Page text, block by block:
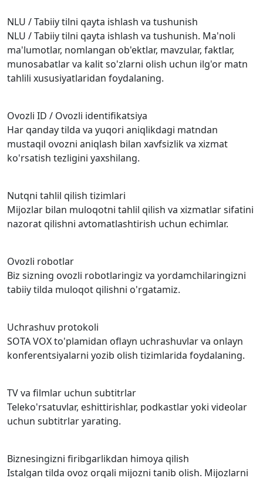
NLU / Tabiiy tilni qayta ishlash va tushunish
NLU / Tabiiy tilni qayta ishlash va tushunish. Ma'noli
ma'lumotlar, nomlangan ob'ektlar, mavzular, faktlar,
munosabatlar va kalit so'zlarni olish uchun ilg'or matn
tahlili xususiyatlaridan foydalaning.
Ovozli ID / Ovozli identifikatsiya
Har qanday tilda va yuqori aniqlikdagi matndan
mustaqil ovozni aniqlash bilan xavfsizlik va xizmat
ko'rsatish tezligini yaxshilang.
Nutqni tahlil qilish tizimlari
Mijozlar bilan muloqotni tahlil qilish va xizmatlar sifatini
nazorat qilishni avtomatlashtirish uchun echimlar.
Ovozli robotlar
Biz sizning ovozli robotlaringiz va yordamchilaringizni
tabiiy tilda muloqot qilishni o'rgatamiz.
Uchrashuv protokoli
SOTA VOX to'plamidan oflayn uchrashuvlar va onlayn
konferentsiyalarni yozib olish tizimlarida foydalaning.
TV va filmlar uchun subtitrlar
Teleko'rsatuvlar, eshittirishlar, podkastlar yoki videolar
uchun subtitrlar yarating.
Biznesingizni firibgarlikdan himoya qilish
Istalgan tilda ovoz orqali mijozni tanib olish. Mijozlarni